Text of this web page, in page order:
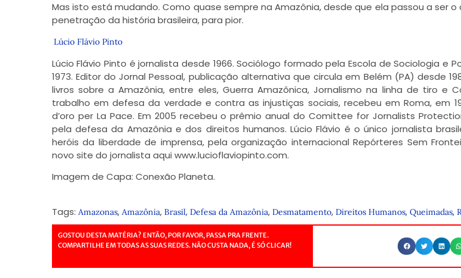
Mas isto está mudando. Como quase sempre na Amazônia, desde que ela passou a ser
penetração da história brasileira, para pior.
Lúcio Flávio Pinto
Lúcio Flávio Pinto é jornalista desde 1966. Sociólogo formado pela Escola de Sociologia e
1973. Editor do Jornal Pessoal, publicação alternativa que circula em Belém (PA) desde
livros sobre a Amazônia, entre eles, Guerra Amazônica, Jornalismo na linha de tiro e
trabalho em defesa da verdade e contra as injustiças sociais, recebeu em Roma, em
d’oro per La Pace. Em 2005 recebeu o prêmio anual do Comittee for Jornalists
pela defesa da Amazônia e dos direitos humanos. Lúcio Flávio é o único jornalista
heróis da liberdade de imprensa, pela organização internacional Repórteres Sem
novo site do jornalista aqui www.lucioflaviopinto.com.
Imagem de Capa: Conexão Planeta.
Tags: Amazonas, Amazônia, Brasil, Defesa da Amazônia, Desmatamento, Direitos Humanos, Queimadas,
GOSTOU DESTA MATÉRIA? ENTÃO, POR FAVOR, PASSA PRA FRENTE.
COMPARTILHE EM TODAS AS SUAS REDES. NÃO CUSTA NADA, É SÓ CLICAR!